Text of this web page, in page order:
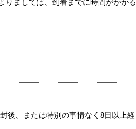
りましては、到着までに時間がかかる
後、または特別の事情なく8日以上経